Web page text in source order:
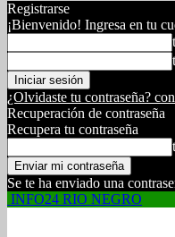
Registrarse
¡Bienvenido! Ingresa en tu
¿Olvidaste tu contraseña?
Recuperación de contraseña
Recupera tu contraseña
Se te ha enviado una
INFO24 RIO NEGRO